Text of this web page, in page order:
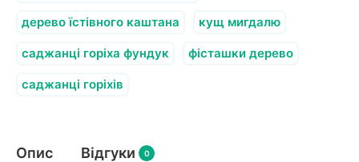
дерево їстівного каштана кущ мигдалю
саджанці горіха фундук фісташки дерево
саджанці горіхів
Опис Відгуки 0